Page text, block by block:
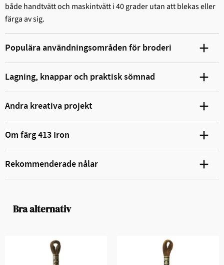
både handtvätt och maskintvätt i 40 grader utan att blekas eller
färga av sig.
Populära användningsområden för broderi
Lagning, knappar och praktisk sömnad
Andra kreativa projekt
Om färg 413 Iron
Rekommenderade nålar
Bra alternativ